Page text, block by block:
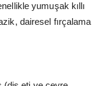
yumuşak kıllı
dairesel fırçalama